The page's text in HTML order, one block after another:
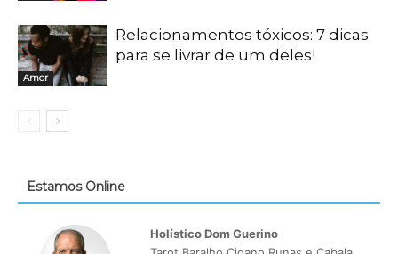
Amor
Relacionamentos tóxicos: 7 dicas
para se livrar de um deles!
Estamos Online